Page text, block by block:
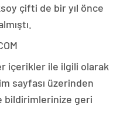
çifti de bir yıl önce
içerikler ile ilgili olarak
sayfası üzerinden
bildirimlerinize geri